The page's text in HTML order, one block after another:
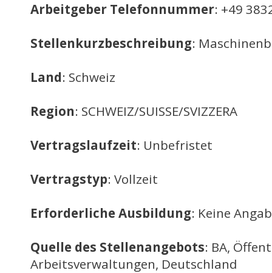
Arbeitgeber Telefonnummer: +49
Stellenkurzbeschreibung:
Land: Schweiz
Region: SCHWEIZ/SUISSE/SVIZZERA
Vertragslaufzeit: Unbefristet
Vertragstyp: Vollzeit
Erforderliche Ausbildung: Keine
Quelle des Stellenangebots: BA,
Arbeitsverwaltungen, Deutschland